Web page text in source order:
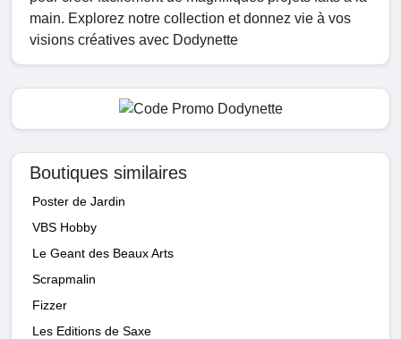
main. Explorez notre collection et donnez vie à vos
visions créatives avec Dodynette
Boutiques similaires
Poster de Jardin
VBS Hobby
Le Geant des Beaux Arts
Scrapmalin
Fizzer
Les Editions de Saxe